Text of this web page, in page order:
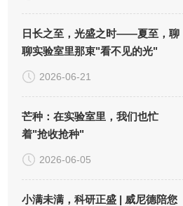
日长之至，光盛之时——夏至，聊
聊实验室里那束"看不见的光"
2026-06-21
芒种：在实验室里，我们也忙
着"抢收抢种"
2026-06-05
小满未满，科研正盛 | 威尼德陪您